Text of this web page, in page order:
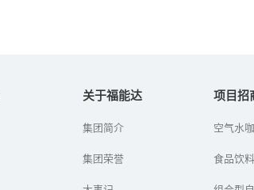
水污染日益严峻、企业热
意识提升将持续为净水行
空气制水机
福能达空气
关于福能达
集团简介
集团荣誉
项目招
空气水
食品饮